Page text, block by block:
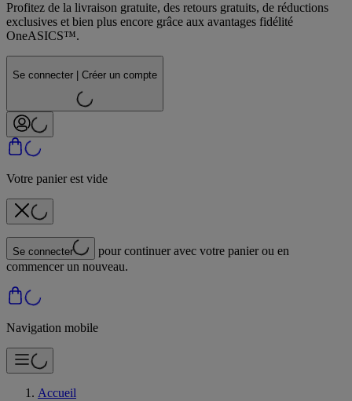
Profitez de la livraison gratuite, des retours gratuits, de réductions
exclusives et bien plus encore grâce aux avantages fidélité
OneASICS™.
Se connecter | Créer un compte
Votre panier est vide
Se connecter
pour continuer avec votre panier ou en
commencer un nouveau.
Navigation mobile
Accueil